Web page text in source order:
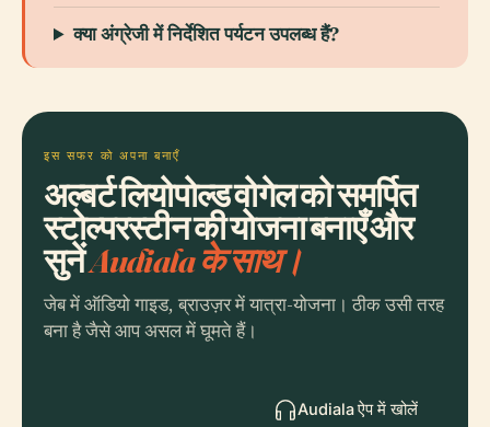
क्या अंग्रेजी में निर्देशित पर्यटन उपलब्ध हैं?
इस सफर को अपना बनाएँ
अल्बर्ट लियोपोल्ड वोगेल को समर्पित
स्टोल्परस्टीन की योजना बनाएँ और
सुनेंAudiala के साथ।
जेब में ऑडियो गाइड, ब्राउज़र में यात्रा-योजना। ठीक उसी तरह
बना है जैसे आप असल में घूमते हैं।
Audiala ऐप में खोलें